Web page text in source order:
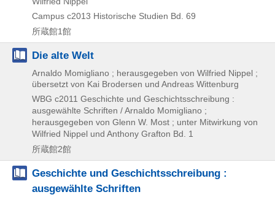
Campus c2013 Historische Studien Bd. 69
所蔵館1館
Die alte Welt
Arnaldo Momigliano ; herausgegeben von Wilfried Nippel ;
übersetzt von Kai Brodersen und Andreas Wittenburg
WBG c2011 Geschichte und Geschichtsschreibung :
ausgewählte Schriften / Arnaldo Momigliano ;
herausgegeben von Glenn W. Most ; unter Mitwirkung von
Wilfried Nippel und Anthony Grafton Bd. 1
所蔵館2館
Geschichte und Geschichtsschreibung :
ausgewählte Schriften